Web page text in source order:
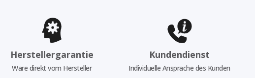
Herstellergarantie
Ware direkt vom Hersteller
Kundendienst
Individuelle Ansprache des Kunden